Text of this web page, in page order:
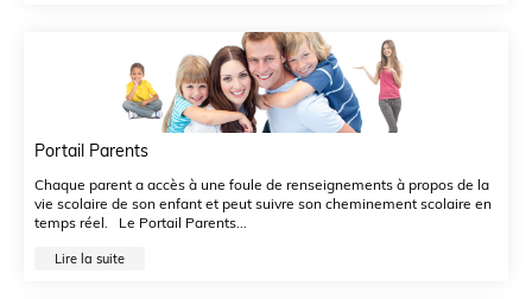
Portail Parents
Chaque parent a accès à une foule de renseignements à propos de la
vie scolaire de son enfant et peut suivre son cheminement scolaire en
temps réel. Le Portail Parents...
Lire la suite